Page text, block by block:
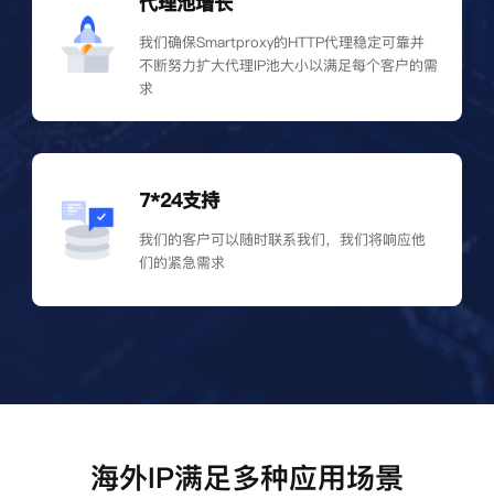
我们确保Smartproxy的HTTP代理稳定可靠并
不断努力扩大代理IP池大小以满足每个客户的需
求
7*24支持
我们的客户可以随时联系我们，我们将响应他
们的紧急需求
海外IP满足多种应用场景